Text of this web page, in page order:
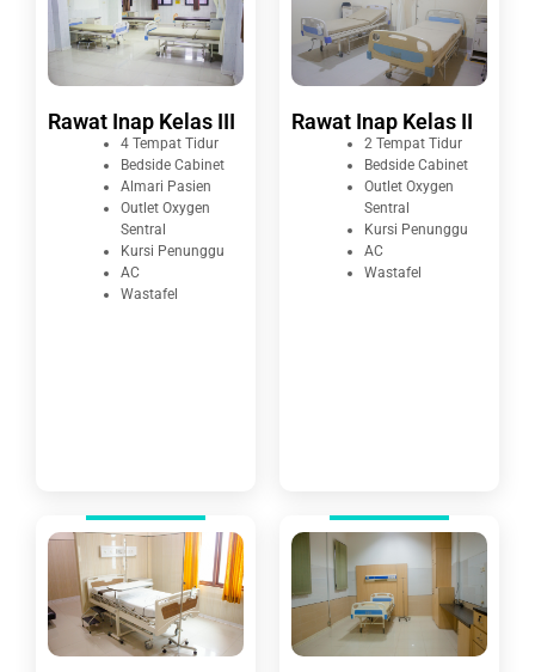
Rawat Inap Kelas III
4 Tempat Tidur
Bedside Cabinet
Almari Pasien
Outlet Oxygen
Sentral
Kursi Penunggu
AC
Wastafel
Rawat Inap Kelas II
2 Tempat Tidur
Bedside Cabinet
Outlet Oxygen
Sentral
Kursi Penunggu
AC
Wastafel